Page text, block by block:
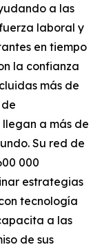
a las
laboral y
en tiempo
la confianza
más de
a más de
Su red de
000
estrategias
tecnología
a las
de sus